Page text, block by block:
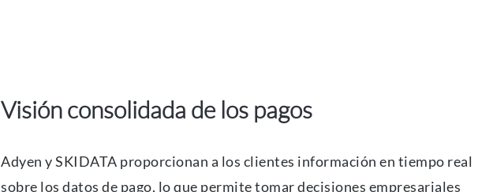
Visión consolidada de los pagos
Adyen y SKIDATA proporcionan a los clientes información en tiempo real
sobre los datos de pago, lo que permite tomar decisiones empresariales